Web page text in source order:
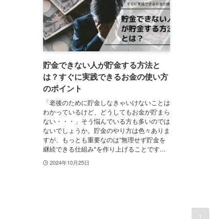
貯金できない人が貯金する方法と
は？すぐに実践できるお金の使い方
のポイント
「老後のために貯金しなきゃいけないことは
わかっているけど、どうしてもお金が貯まら
ない・・・」そう悩んでいる方も多いのでは
ないでしょうか。貯金のやり方は色々ありま
すが、もっとも重要なのは”無理せず貯金を
継続できる仕組み"を作り上げることです...
2024年10月25日
1